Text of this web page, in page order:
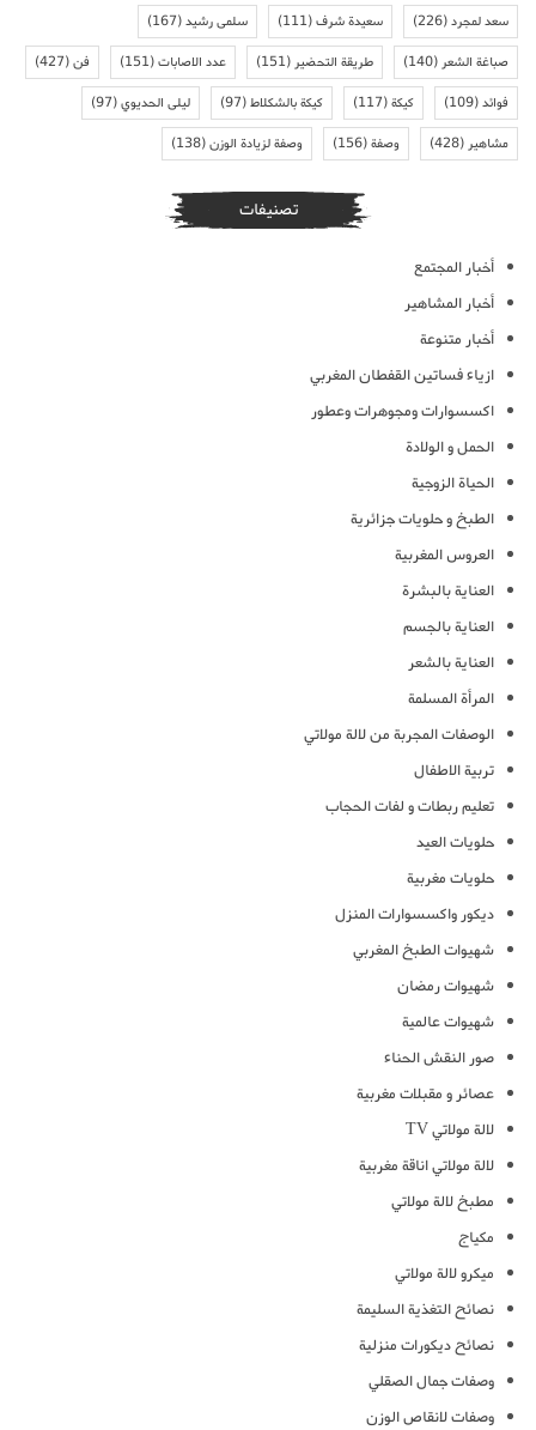
سعد لمجرد(226) سعيدة شرف(111) سلمى رشيد(167)
صباغة الشعر(140) طريقة التحضير(151) عدد الاصابات(151) فن(427)
فوائد(109) كيكة(117) كيكة بالشكلاط(97) ليلى الحديوي(97)
مشاهير(428) وصفة(156) وصفة لزيادة الوزن(138)
تصنيفات
أخبار المجتمع
أخبار المشاهير
أخبار متنوعة
ازياء فساتين القفطان المغربي
اكسسوارات ومجوهرات وعطور
الحمل و الولادة
الحياة الزوجية
الطبخ و حلويات جزائرية
العروس المغربية
العناية بالبشرة
العناية بالجسم
العناية بالشعر
المرأة المسلمة
الوصفات المجربة من لالة مولاتي
تربية الاطفال
تعليم ربطات و لفات الحجاب
حلويات العيد
حلويات مغربية
ديكور واكسسوارات المنزل
شهيوات الطبخ المغربي
شهيوات رمضان
شهيوات عالمية
صور النقش الحناء
عصائر و مقبلات مغربية
لالة مولاتي TV
لالة مولاتي اناقة مغربية
مطبخ لالة مولاتي
مكياج
ميكرو لالة مولاتي
نصائح التغذية السليمة
نصائح ديكورات منزلية
وصفات جمال الصقلي
وصفات لانقاص الوزن